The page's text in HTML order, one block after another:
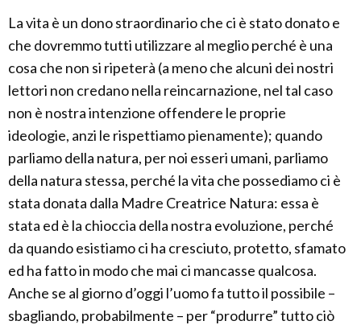
La vita è un dono straordinario che ci è stato donato e
che dovremmo tutti utilizzare al meglio perché è una
cosa che non si ripeterà (a meno che alcuni dei nostri
lettori non credano nella reincarnazione, nel tal caso
non è nostra intenzione offendere le proprie
ideologie, anzi le rispettiamo pienamente); quando
parliamo della natura, per noi esseri umani, parliamo
della natura stessa, perché la vita che possediamo ci è
stata donata dalla Madre Creatrice Natura: essa è
stata ed è la chioccia della nostra evoluzione, perché
da quando esistiamo ci ha cresciuto, protetto, sfamato
ed ha fatto in modo che mai ci mancasse qualcosa.
Anche se al giorno d’oggi l’uomo fa tutto il possibile –
sbagliando, probabilmente – per “produrre” tutto ciò